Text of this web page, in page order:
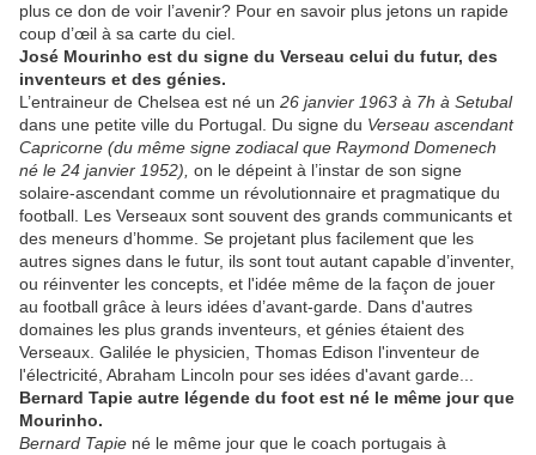
plus ce don de voir l’avenir? Pour en savoir plus jetons un rapide
coup d’œil à sa carte du ciel.
José Mourinho est du signe du Verseau celui du futur, des
inventeurs et des génies.
L’entraineur de Chelsea est né un 26 janvier 1963 à 7h à Setubal
dans une petite ville du Portugal. Du signe du Verseau ascendant
Capricorne (du même signe zodiacal que Raymond Domenech
né le 24 janvier 1952), on le dépeint à l’instar de son signe
solaire-ascendant comme un révolutionnaire et pragmatique du
football. Les Verseaux sont souvent des grands communicants et
des meneurs d’homme. Se projetant plus facilement que les
autres signes dans le futur, ils sont tout autant capable d’inventer,
ou réinventer les concepts, et l'idée même de la façon de jouer
au football grâce à leurs idées d’avant-garde. Dans d'autres
domaines les plus grands inventeurs, et génies étaient des
Verseaux. Galilée le physicien, Thomas Edison l'inventeur de
l'électricité, Abraham Lincoln pour ses idées d'avant garde...
Bernard Tapie autre légende du foot est né le même jour que
Mourinho.
Bernard Tapie né le même jour que le coach portugais à